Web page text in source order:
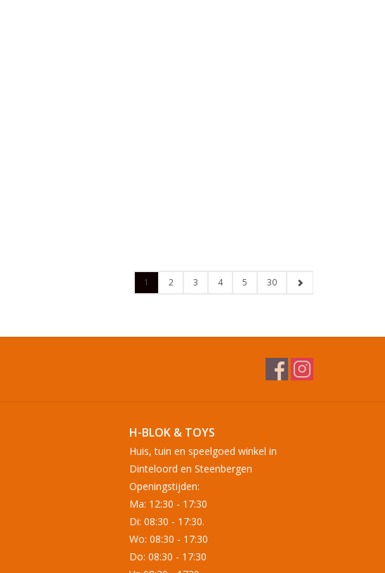
1 2 3 4 5 30
H-BLOK & TOYS
Huis, tuin en speelgoed winkel in
Dinteloord en Steenbergen
Openingstijden:
Ma: 12:30 - 17:30
Di: 08:30 - 17:30.
Wo: 08:30 - 17:30
Do: 08:30 - 17:30